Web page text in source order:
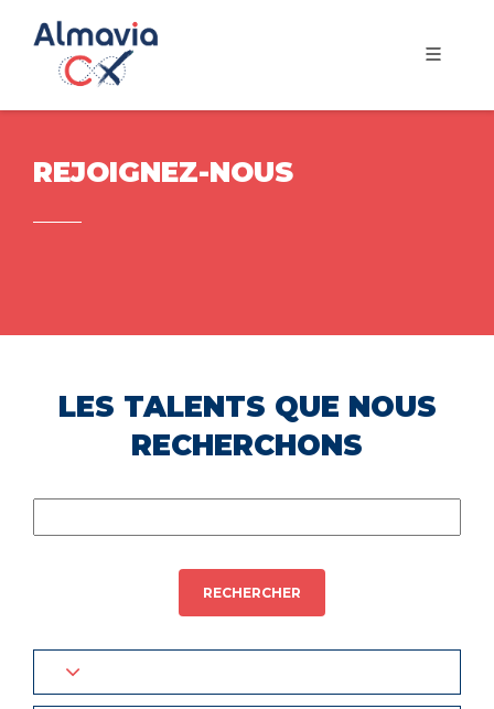
REJOIGNEZ-NOUS
LES TALENTS QUE NOUS
RECHERCHONS
RECHERCHER